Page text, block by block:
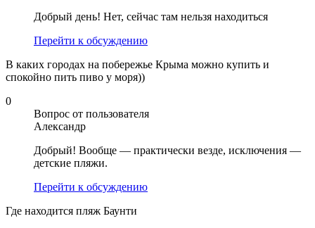
Добрый день! Нет, сейчас там нельзя находиться
Перейти к обсуждению
В каких городах на побережье Крыма можно купить и
спокойно пить пиво у моря))
0
Вопрос от пользователя
Александр
Добрый! Вообще — практически везде, исключения —
детские пляжи.
Перейти к обсуждению
Где находится пляж Баунти